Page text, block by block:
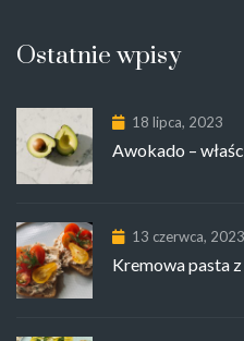
Ostatnie wpisy
18 lipca, 2023
Awokado –
13 czerwca, 2023
Kremowa pasta z